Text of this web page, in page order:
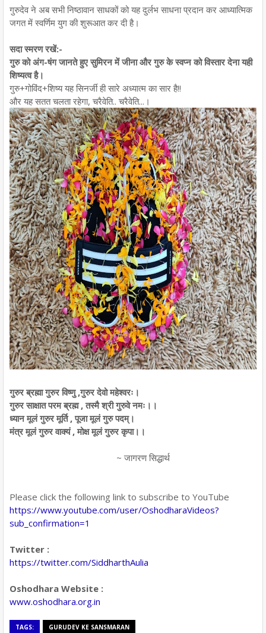
गुरुदेव ने अब सभी निष्ठावान साधकों को यह दुर्लभ साधना प्रदान कर आध्यात्मिक
जगत में स्वर्णिम युग की शुरूआत कर दी है।
सदा स्मरण रखें:-
गुरु को अंग-षंग जानते हुए सुमिरन में जीना और गुरु के स्वप्न को विस्तार देना यही
शिष्यत्व है।
गुरु+गोविंद+शिष्य यह सिनर्जी ही सारे अध्यात्म का सार है!!
और यह सतत चलता रहेगा, चरैवेति.. चरैवेति...।
गुरुर ब्रह्मा गुरुर विष्णु ,गुरुर देवो महेश्वरः।
गुरुर साक्षात परम ब्रह्म , तस्मै श्री गुरुवे नमः।।
ध्यान मूलं गुरुर मूर्ति , पूजा मूलं गुरु पदम्।
मंत्र मूलं गुरुर वाक्यं , मोक्ष मूलं गुरुर कृपा।।
~ जागरण सिद्धार्थ
Please click the following link to subscribe to YouTube
https://www.youtube.com/user/OshodharaVideos?
sub_confirmation=1
Twitter :
https://twitter.com/SiddharthAulia
Oshodhara Website :
www.oshodhara.org.in
TAGS: GURUDEV KE SANSMARAN